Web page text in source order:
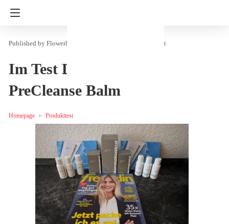
Flowerly Produkttest
Im Test Dermalogica
PreCleanse Balm
Homepage Produkttest